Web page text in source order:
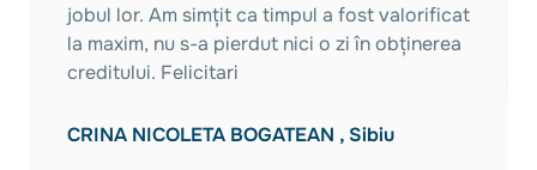
jobul lor. Am simțit ca timpul a fost valorificat
la maxim, nu s-a pierdut nici o zi în obținerea
creditului. Felicitari
CRINA NICOLETA BOGATEAN , Sibiu